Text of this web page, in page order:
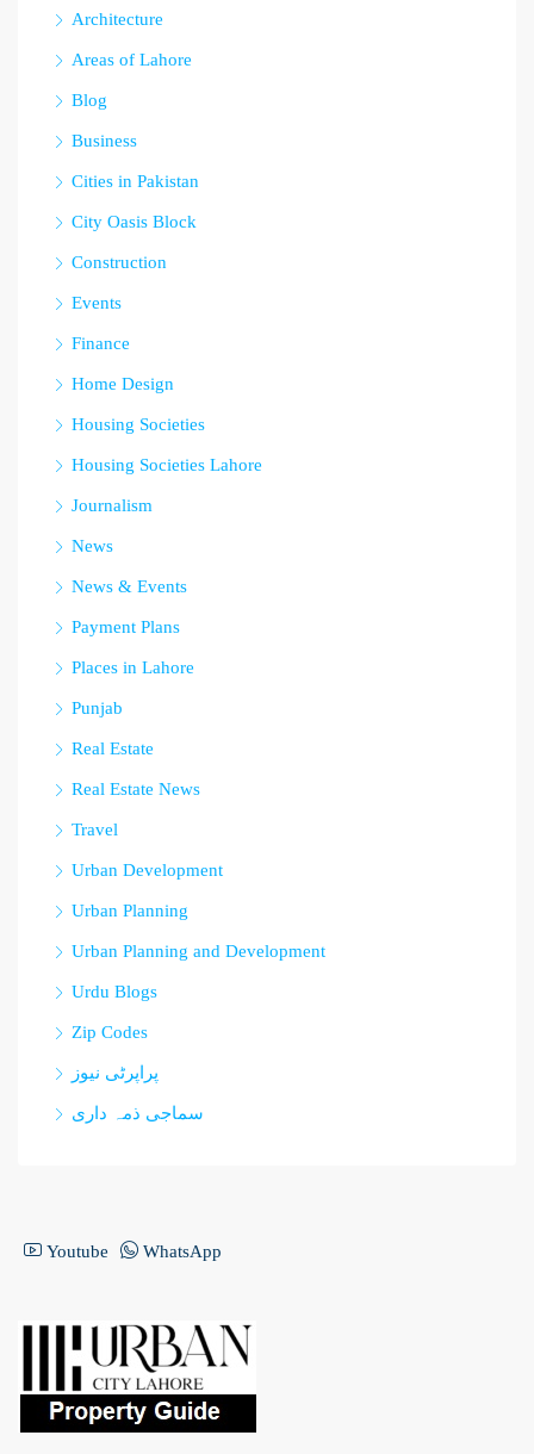
Architecture
Areas of Lahore
Blog
Business
Cities in Pakistan
City Oasis Block
Construction
Events
Finance
Home Design
Housing Societies
Housing Societies Lahore
Journalism
News
News & Events
Payment Plans
Places in Lahore
Punjab
Real Estate
Real Estate News
Travel
Urban Development
Urban Planning
Urban Planning and Development
Urdu Blogs
Zip Codes
پراپرٹی نیوز
سماجی ذمہ داری
Youtube WhatsApp